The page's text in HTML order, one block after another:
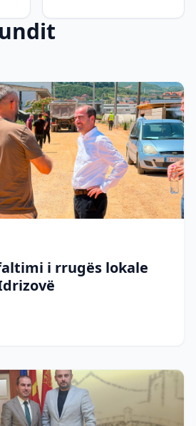
i rrugës lokale